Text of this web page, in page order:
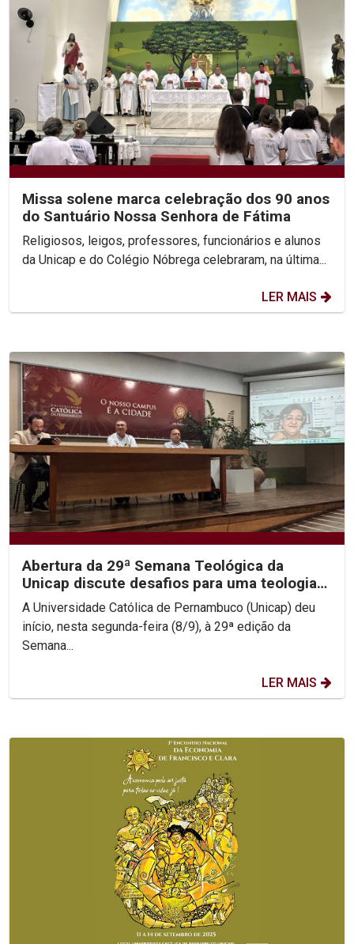
Missa solene marca celebração dos 90 anos
do Santuário Nossa Senhora de Fátima
Religiosos, leigos, professores, funcionários e alunos
da Unicap e do Colégio Nóbrega celebraram, na última...
LER MAIS
Abertura da 29ª Semana Teológica da
Unicap discute desafios para uma teologia
contemporânea
A Universidade Católica de Pernambuco (Unicap) deu
início, nesta segunda-feira (8/9), à 29ª edição da
Semana...
LER MAIS